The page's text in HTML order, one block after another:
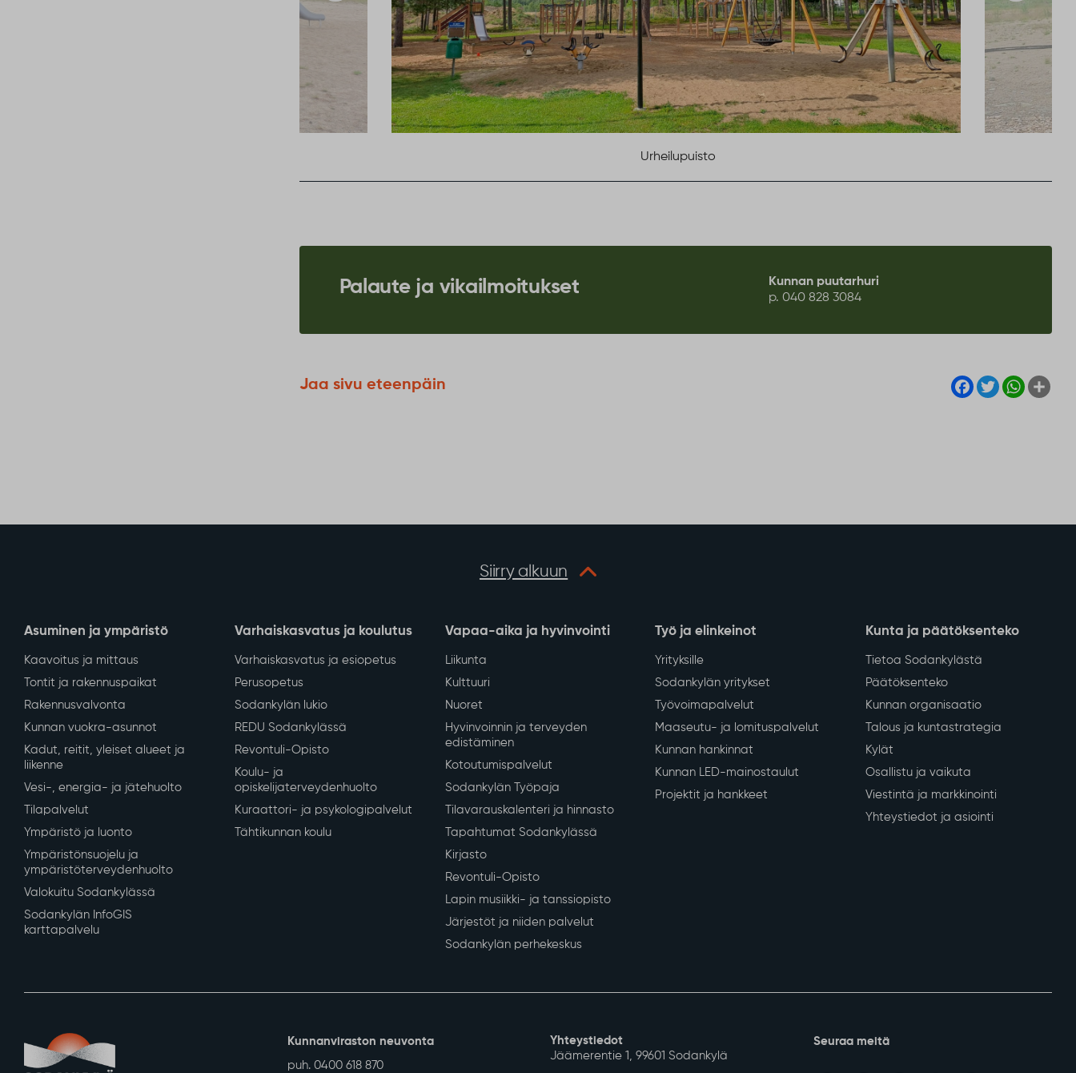
Urheilupuisto
Palaute ja vikailmoitukset
Kunnan puutarhuri
p. 040 828 3084
Jaa sivu eteenpäin Facebook
Twitter
Siirry alkuun
Asuminen ja ympäristö
Kaavoitus ja mittaus
Tontit ja rakennuspaikat
Rakennusvalvonta
Kunnan vuokra-asunnot
Kadut, reitit, yleiset alueet ja
liikenne
Vesi-, energia- ja jätehuolto
Tilapalvelut
Ympäristö ja luonto
Ympäristönsuojelu ja
ympäristöterveydenhuolto
Valokuitu Sodankylässä
Sodankylän InfoGIS
karttapalvelu
Varhaiskasvatus ja koulutus
Varhaiskasvatus ja esiopetus
Perusopetus
Sodankylän lukio
REDU Sodankylässä
Revontuli-Opisto
Koulu- ja
opiskelijaterveydenhuolto
Kuraattori- ja psykologipalvelut
Tähtikunnan koulu
Vapaa-aika ja hyvinvointi
Liikunta
Kulttuuri
Nuoret
Hyvinvoinnin ja terveyden
edistäminen
Kotoutumispalvelut
Sodankylän Työpaja
Tilavarauskalenteri ja hinnasto
Tapahtumat Sodankylässä
Kirjasto
Revontuli-Opisto
Lapin musiikki- ja tanssiopisto
Järjestöt ja niiden palvelut
Sodankylän perhekeskus
Työ ja elinkeinot
Yrityksille
Sodankylän yritykset
Työvoimapalvelut
Maaseutu- ja lomituspalvelut
Kunnan hankinnat
Kunnan LED-mainostaulut
Projektit ja hankkeet
Kunta ja päätöksenteko
Tietoa Sodankylästä
Päätöksenteko
Kunnan organisaatio
Talous ja kuntastrategia
Kylät
Osallistu ja vaikuta
Viestintä ja markkinointi
Yhteystiedot ja asiointi
Kunnanviraston neuvonta
puh. 0400 618 870
Yhteystiedot
Jäämerentie 1, 99601 Sodankylä
Seuraa meitä